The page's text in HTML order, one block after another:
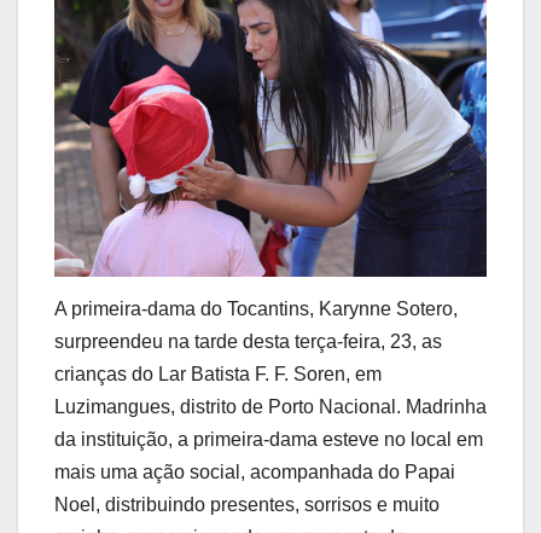
A primeira-dama do Tocantins, Karynne Sotero,
surpreendeu na tarde desta terça-feira, 23, as
crianças do Lar Batista F. F. Soren, em
Luzimangues, distrito de Porto Nacional. Madrinha
da instituição, a primeira-dama esteve no local em
mais uma ação social, acompanhada do Papai
Noel, distribuindo presentes, sorrisos e muito